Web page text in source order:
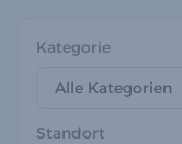
Kategorie
Standort